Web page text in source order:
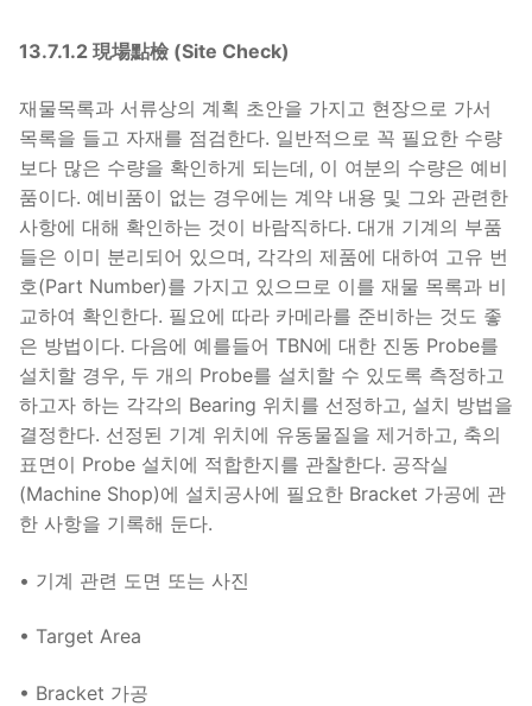
13.7.1.2 現場點檢 (Site Check)
재물목록과 서류상의 계획 초안을 가지고 현장으로 가서
목록을 들고 자재를 점검한다. 일반적으로 꼭 필요한 수량
보다 많은 수량을 확인하게 되는데, 이 여분의 수량은 예비
품이다. 예비품이 없는 경우에는 계약 내용 및 그와 관련한
사항에 대해 확인하는 것이 바람직하다. 대개 기계의 부품
들은 이미 분리되어 있으며, 각각의 제품에 대하여 고유 번
호(Part Number)를 가지고 있으므로 이를 재물 목록과 비
교하여 확인한다. 필요에 따라 카메라를 준비하는 것도 좋
은 방법이다. 다음에 예를들어 TBN에 대한 진동 Probe를
설치할 경우, 두 개의 Probe를 설치할 수 있도록 측정하고
하고자 하는 각각의 Bearing 위치를 선정하고, 설치 방법을
결정한다. 선정된 기계 위치에 유동물질을 제거하고, 축의
표면이 Probe 설치에 적합한지를 관찰한다. 공작실
(Machine Shop)에 설치공사에 필요한 Bracket 가공에 관
한 사항을 기록해 둔다.
• 기계 관련 도면 또는 사진
• Target Area
• Bracket 가공